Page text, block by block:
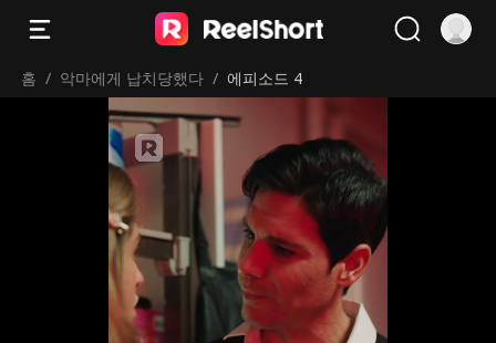
홈 / 악마에게 납치당했다 / 에피소드 4